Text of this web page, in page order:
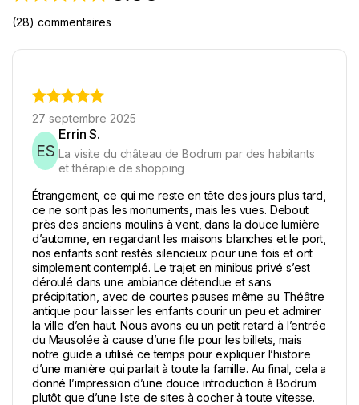
(28) commentaires
27 septembre 2025
ES
Errin S.
La visite du château de Bodrum par des habitants
et thérapie de shopping
Étrangement, ce qui me reste en tête des jours plus tard,
ce ne sont pas les monuments, mais les vues. Debout
près des anciens moulins à vent, dans la douce lumière
d’automne, en regardant les maisons blanches et le port,
nos enfants sont restés silencieux pour une fois et ont
simplement contemplé. Le trajet en minibus privé s’est
déroulé dans une ambiance détendue et sans
précipitation, avec de courtes pauses même au Théâtre
antique pour laisser les enfants courir un peu et admirer
la ville d’en haut. Nous avons eu un petit retard à l’entrée
du Mausolée à cause d’une file pour les billets, mais
notre guide a utilisé ce temps pour expliquer l’histoire
d’une manière qui parlait à toute la famille. Au final, cela a
donné l’impression d’une douce introduction à Bodrum
plutôt que d’une liste de sites à cocher à toute vitesse.